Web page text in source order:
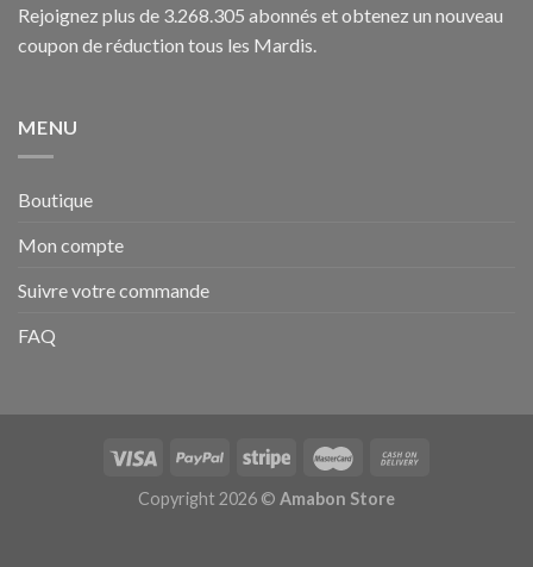
Rejoignez plus de 3.268.305 abonnés et obtenez un nouveau
coupon de réduction tous les Mardis.
MENU
Boutique
Mon compte
Suivre votre commande
FAQ
Copyright 2026 © Amabon Store